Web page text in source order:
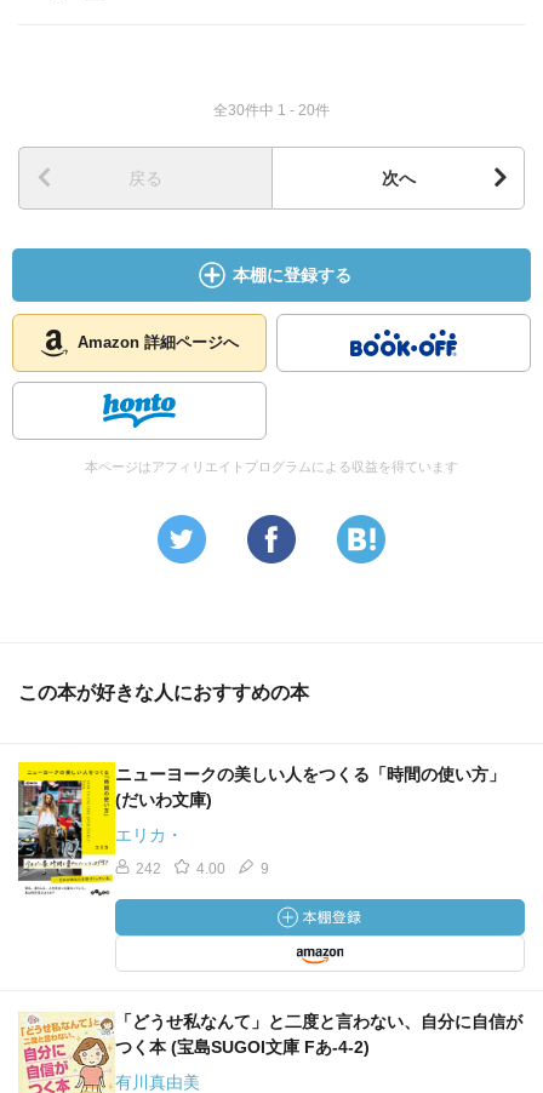
全30件中 1 - 20件
戻る 次へ
本棚に登録する
Amazon 詳細ページへ
本ページはアフィリエイトプログラムによる収益を得ています
この本が好きな人におすすめの本
ニューヨークの美しい人をつくる「時間の使い方」
(だいわ文庫)
エリカ・
242 4.00 9
「どうせ私なんて」と二度と言わない、自分に自信が
つく本 (宝島SUGOI文庫 Fあ-4-2)
有川真由美